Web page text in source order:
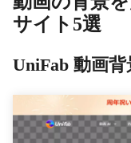
サイト5選
UniFab 動画